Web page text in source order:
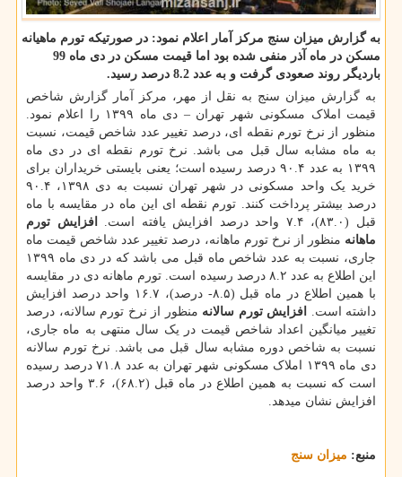
به گزارش میزان سنج مرکز آمار اعلام نمود: در صورتیکه تورم ماهیانه
مسکن در ماه آذر منفی شده بود اما قیمت مسکن در دی ماه 99
باردیگر روند صعودی گرفت و به عدد 8.2 درصد رسید.
به گزارش میزان سنج به نقل از مهر، مرکز آمار گزارش شاخص
قیمت املاک مسکونی شهر تهران – دی ماه ۱۳۹۹ را اعلام نمود.
منظور از نرخ تورم نقطه ای، درصد تغییر عدد شاخص قیمت، نسبت
به ماه مشابه سال قبل می باشد. نرخ تورم نقطه ای در دی ماه
۱۳۹۹ به عدد ۹۰.۴ درصد رسیده است؛ یعنی بایستی خریداران برای
خرید یک واحد مسکونی در شهر تهران نسبت به دی ۱۳۹۸، ۹۰.۴
درصد بیشتر پرداخت کنند. تورم نقطه ای این ماه در مقایسه با ماه
قبل (۸۳.۰)، ۷.۴ واحد درصد افزایش یافته است.
افزایش تورم
ماهانه منظور از نرخ تورم ماهانه، درصد تغییر عدد شاخص قیمت ماه
جاری، نسبت به عدد شاخص ماه قبل می باشد که در دی ماه ۱۳۹۹
این اطلاع به عدد ۸.۲ درصد رسیده است. تورم ماهانه دی در مقایسه
با همین اطلاع در ماه قبل (۸.۵- درصد)، ۱۶.۷ واحد درصد افزایش
داشته است.
افزایش تورم سالانه منظور از نرخ تورم سالانه، درصد
تغییر میانگین اعداد شاخص قیمت در یک سال منتهی به ماه جاری،
نسبت به شاخص دوره مشابه سال قبل می باشد. نرخ تورم سالانه
دی ماه ۱۳۹۹ املاک مسکونی شهر تهران به عدد ۷۱.۸ درصد رسیده
است که نسبت به همین اطلاع در ماه قبل (۶۸.۲)، ۳.۶ واحد درصد
افزایش نشان میدهد.
منبع: میزان سنج